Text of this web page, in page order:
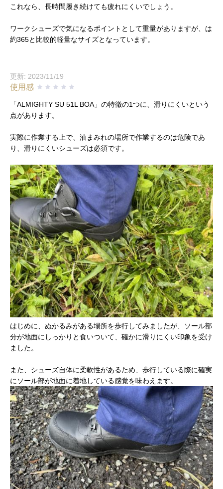
これなら、長時間履き続けても疲れにくいでしょう。
ワークシューズで気になるポイントとして重量がありますが、は
約365と比較的軽量なサイズとなっています。
更新: 2023/11/19
使用感
「ALMIGHTY SU 51L BOA」の特徴の1つに、滑りにくいという
点があります。
実際に作業する上で、油まみれの場所で作業するのは危険であ
り、滑りにくいシューズは必須です。
はじめに、ぬかるみがある場所を歩行してみましたが、ソール部
分が地面にしっかりと食いついて、確かに滑りにくい印象を受け
ました。
また、シューズ自体に柔軟性があるため、歩行している際に確実
にソール部が地面に着地している感覚を味わえます。